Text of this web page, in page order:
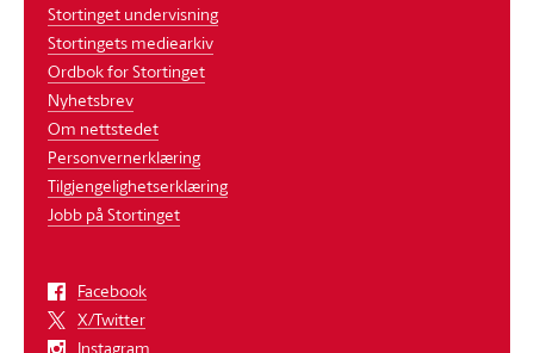
Stortinget undervisning
Stortingets mediearkiv
Ordbok for Stortinget
Nyhetsbrev
Om nettstedet
Personvernerklæring
Tilgjengelighetserklæring
Jobb på Stortinget
Facebook
X/Twitter
Instagram